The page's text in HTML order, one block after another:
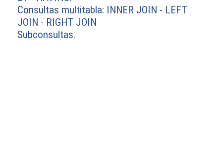
Consultas multitabla: INNER JOIN - LEFT
JOIN - RIGHT JOIN
Subconsultas.